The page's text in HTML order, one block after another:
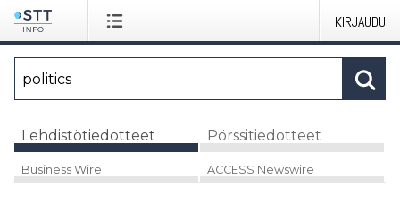
KIRJAUDU
Lehdistötiedotteet Pörssitiedotteet
Business Wire ACCESS Newswire